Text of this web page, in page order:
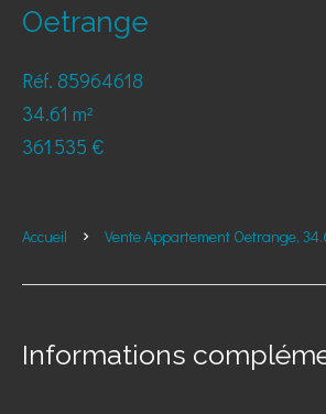
Oetrange
Réf. 85964618
34.61 m²
361 535 €
Accueil Vente Appartement Oetrange,
Informations